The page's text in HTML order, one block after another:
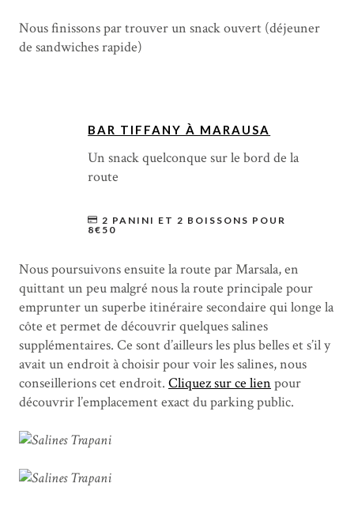
Nous finissons par trouver un snack ouvert (déjeuner
de sandwiches rapide)
BAR TIFFANY À MARAUSA
Un snack quelconque sur le bord de la
route
2 PANINI ET 2 BOISSONS POUR
8€50
Nous poursuivons ensuite la route par Marsala, en
quittant un peu malgré nous la route principale pour
emprunter un superbe itinéraire secondaire qui longe la
côte et permet de découvrir quelques salines
supplémentaires. Ce sont d’ailleurs les plus belles et s’il y
avait un endroit à choisir pour voir les salines, nous
conseillerions cet endroit. Cliquez sur ce lien pour
découvrir l’emplacement exact du parking public.